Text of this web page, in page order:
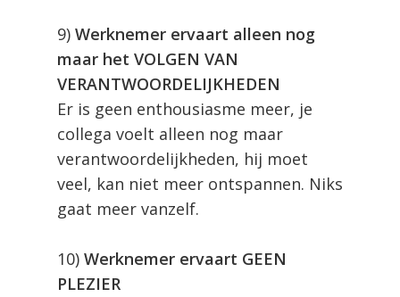
9) Werknemer ervaart alleen nog
maar het VOLGEN VAN
VERANTWOORDELIJKHEDEN
Er is geen enthousiasme meer, je
collega voelt alleen nog maar
verantwoordelijkheden, hij moet
veel, kan niet meer ontspannen. Niks
gaat meer vanzelf.
10) Werknemer ervaart GEEN
PLEZIER